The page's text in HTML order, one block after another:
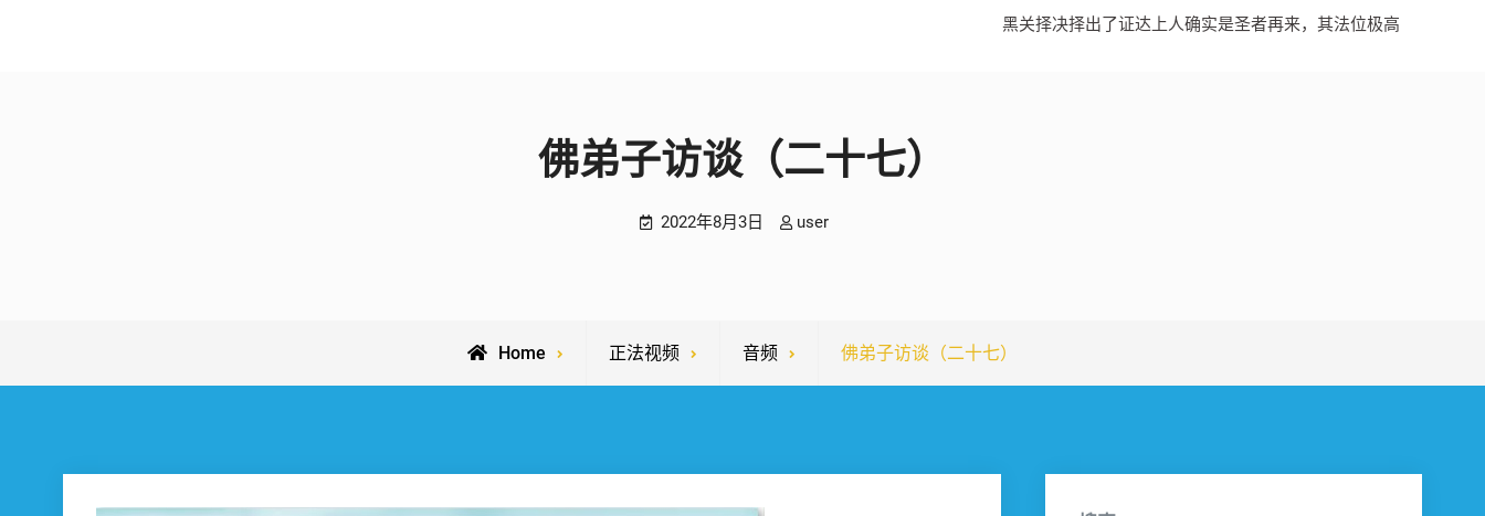
黑关择决择出了证达上人确实是圣者再来，其法位极高
佛弟子访谈（二十七）
2022年8月3日 user
Home 正法视频 音频 佛弟子访谈（二十七）